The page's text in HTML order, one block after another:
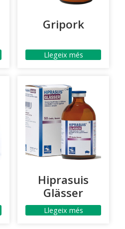
Gripork
Llegeix més
Hiprasuis
Glässer
Llegeix més